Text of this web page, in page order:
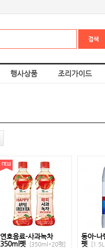
행사상품 조리가이드
연호음료-사과녹차
350ml펫
[350ml*20펫]
동아-나
펫